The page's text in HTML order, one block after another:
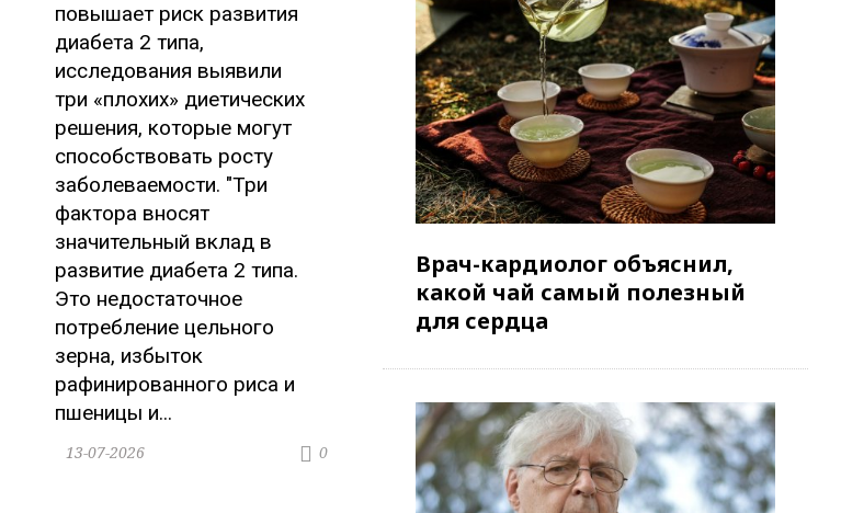
повышает риск развития
диабета 2 типа,
исследования выявили
три «плохих» диетических
решения, которые могут
способствовать росту
заболеваемости. "Три
фактора вносят
значительный вклад в
развитие диабета 2 типа.
Это недостаточное
потребление цельного
зерна, избыток
рафинированного риса и
пшеницы и...
0
13-07-2026
Врач-кардиолог объяснил,
какой чай самый полезный
для сердца